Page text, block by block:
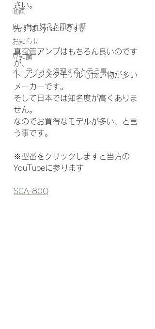
動画
良い音とは？と四方山話
お知らせ
豆知識
オーディオを修理すると云う事
さい。
先ずはDynacoです。
真空管アンプはもちろん良いのです
が、
トランジスタモデルも良い物が多い
メーカーです。
そして日本では知名度が高くありま
せん。
なのでお買得なモデルが多い、と言
う事です。
※型番をクリックしますと当方の
YouTubeに参ります
SCA-80Q